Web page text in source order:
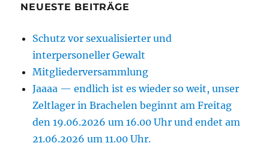
NEUESTE BEITRÄGE
Schutz vor sexualisierter und
interpersoneller Gewalt
Mitgliederversammlung
Jaaaa — endlich ist es wieder so weit, unser
Zeltlager in Brachelen beginnt am Freitag
den 19.06.2026 um 16.00 Uhr und endet am
21.06.2026 um 11.00 Uhr.